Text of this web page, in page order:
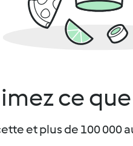
ce
et plus de 100 000